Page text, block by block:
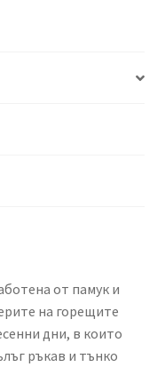
от памук и
на горещите
дни, в които
ръкав и тънко